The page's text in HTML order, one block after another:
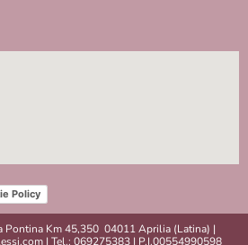
Policy
Pontina Km 45,350 04011 Aprilia (Latina) |
| Tel.: 069275383 | P.I.00554990598